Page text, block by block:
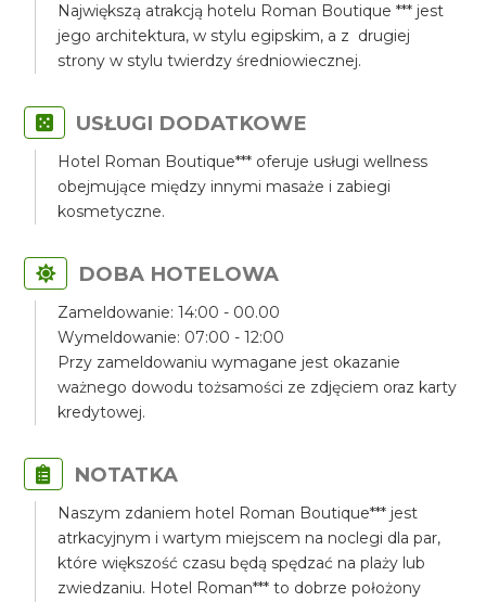
Największą atrakcją hotelu Roman Boutique *** jest
jego architektura, w stylu egipskim, a z drugiej
strony w stylu twierdzy średniowiecznej.
USŁUGI DODATKOWE
Hotel Roman Boutique*** oferuje usługi wellness
obejmujące między innymi masaże i zabiegi
kosmetyczne.
DOBA HOTELOWA
Zameldowanie: 14:00 - 00.00
Wymeldowanie: 07:00 - 12:00
Przy zameldowaniu wymagane jest okazanie
ważnego dowodu tożsamości ze zdjęciem oraz karty
kredytowej.
NOTATKA
Naszym zdaniem hotel Roman Boutique*** jest
atrkacyjnym i wartym miejscem na noclegi dla par,
które większość czasu będą spędzać na plaży lub
zwiedzaniu. Hotel Roman*** to dobrze położony